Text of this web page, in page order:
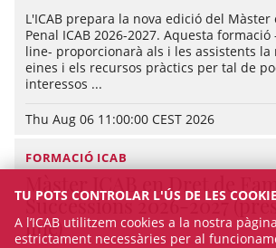
L'ICAB prepara la nova edició del Màster
Penal ICAB 2026-2027. Aquesta
line- proporcionarà als i les assistents la
eines i els recursos pràctics per tal de
interessos ...
Thu Aug 06 11:00:00 CEST 2026
FORMACIÓ ICAB
Màster ICAB en Dret de
Successions 2026-2027
line)
TU POTS CONTROLAR L'ÚS DE LES
A l’ICAB utilitzem cookies a la nostra
estrictament necessàries per al